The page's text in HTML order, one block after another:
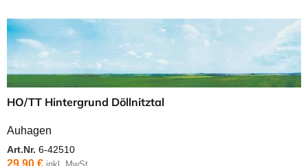
HO/TT Hintergrund Döllnitztal
Auhagen
Art.Nr. 6-42510